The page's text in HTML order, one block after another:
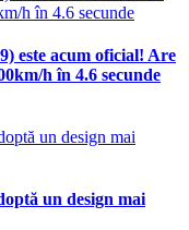
este acum oficial! Are
h în 4.6 secunde
un design mai